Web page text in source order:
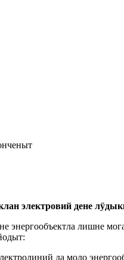
электровий дене
энергообъектла лишне
да моло